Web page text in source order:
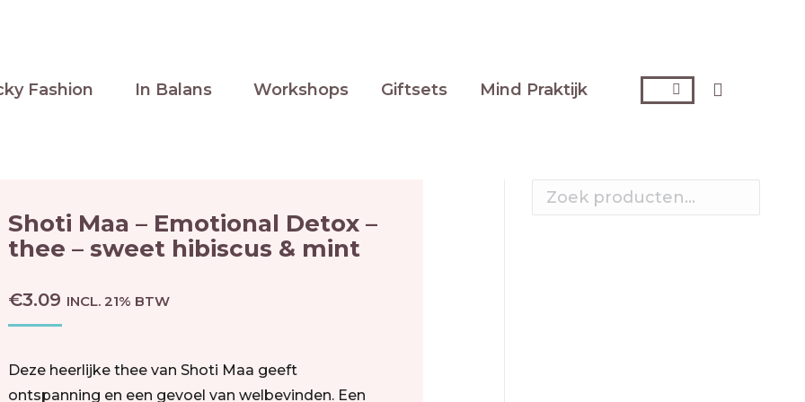
Fashion In Balans Workshops Giftsets Mind Praktijk
Shoti Maa – Emotional Detox –
thee – sweet hibiscus & mint
€3.09 INCL. 21% BTW
Deze heerlijke thee van Shoti Maa geeft
ontspanning en een gevoel van welbevinden. Een